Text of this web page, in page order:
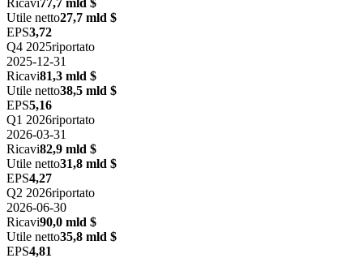
Ricavi77,7 mld $
Utile netto27,7 mld $
EPS3,72
Q4 2025riportato
2025-12-31
Ricavi81,3 mld $
Utile netto38,5 mld $
EPS5,16
Q1 2026riportato
2026-03-31
Ricavi82,9 mld $
Utile netto31,8 mld $
EPS4,27
Q2 2026riportato
2026-06-30
Ricavi90,0 mld $
Utile netto35,8 mld $
EPS4,81